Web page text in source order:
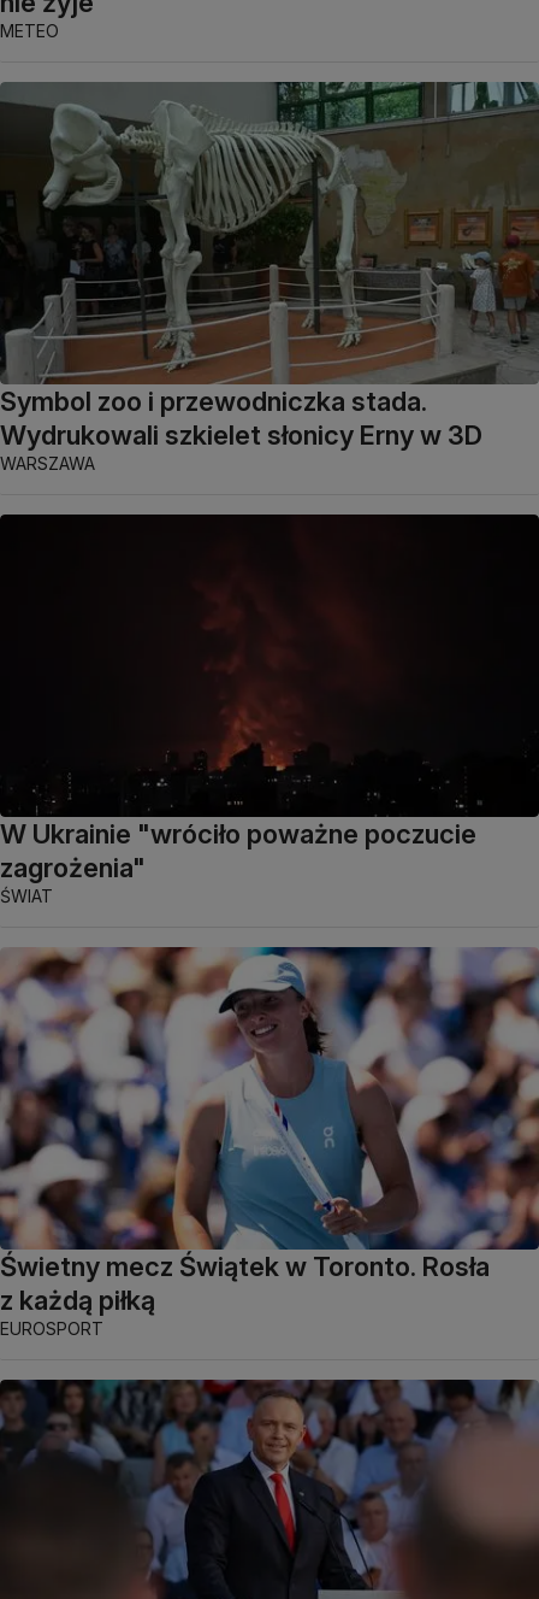
METEO
Symbol zoo i przewodniczka stada.
Wydrukowali szkielet słonicy Erny w 3D
WARSZAWA
W Ukrainie "wróciło poważne poczucie
zagrożenia"
ŚWIAT
Świetny mecz Świątek w Toronto. Rosła
z każdą piłką
EUROSPORT